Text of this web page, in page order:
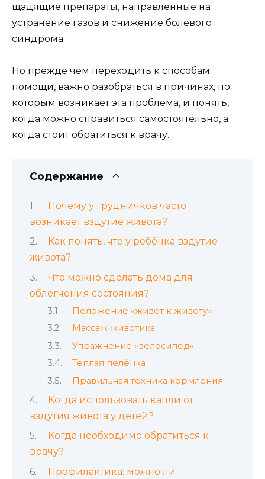
щадящие препараты, направленные на
устранение газов и снижение болевого
синдрома.
Но прежде чем переходить к способам
помощи, важно разобраться в причинах, по
которым возникает эта проблема, и понять,
когда можно справиться самостоятельно, а
когда стоит обратиться к врачу.
Содержание
Почему у грудничков часто
возникает вздутие живота?
Как понять, что у ребёнка вздутие
живота?
Что можно сделать дома для
облегчения состояния?
Положение «живот к животу»
Массаж животика
Упражнение «велосипед»
Тёплая пелёнка
Правильная техника кормления
Когда использовать капли от
вздутия живота у детей?
Когда необходимо обратиться к
врачу?
Профилактика: можно ли